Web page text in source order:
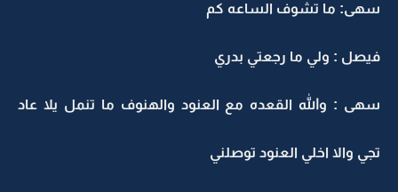
سهى: ما تشوف الساعه كم
فيصل : ولي ما رجعتي بدري
سهى : والله القعده مع العنود والهنوف ما تنمل يلا عاد
تجي والا اخلي العنود توصلني